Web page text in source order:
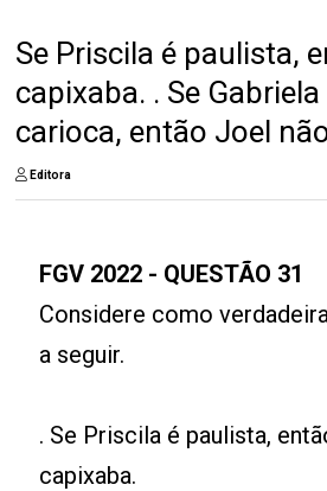
Se Priscila é paulista,
capixaba. . Se
carioca, então Joel
Editora
FGV 2022 - QUESTÃO 31
Considere como
a seguir.
. Se Priscila é paulista,
capixaba.